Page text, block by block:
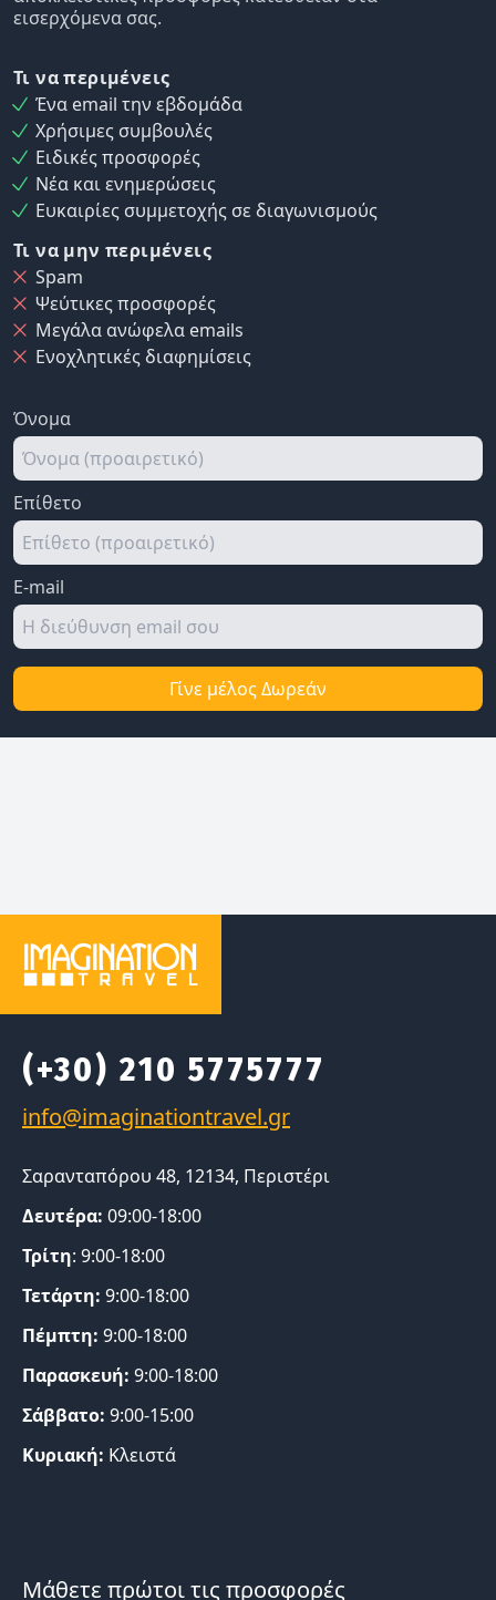
εισερχόμενα σας.
Τι να περιμένεις
Ένα email την εβδομάδα
Χρήσιμες συμβουλές
Ειδικές προσφορές
Νέα και ενημερώσεις
Ευκαιρίες συμμετοχής σε διαγωνισμούς
Τι να μην περιμένεις
Spam
Ψεύτικες προσφορές
Μεγάλα ανώφελα emails
Ενοχλητικές διαφημίσεις
Όνομα
Επίθετο
E-mail
Γίνε μέλος Δωρεάν
(+30) 210 5775777
Σαρανταπόρου 48, 12134, Περιστέρι
Δευτέρα: 09:00-18:00
Τρίτη: 9:00-18:00
Τετάρτη: 9:00-18:00
Πέμπτη: 9:00-18:00
Παρασκευή: 9:00-18:00
Σάββατο: 9:00-15:00
Κυριακή: Κλειστά
Μάθετε πρώτοι τις προσφορές